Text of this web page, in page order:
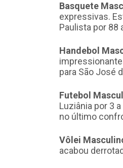
Basquete
expressivas.
Paulista por 88
Handebol
para São José
Futebol
Luziânia por 3
no último
Vôlei
acabou